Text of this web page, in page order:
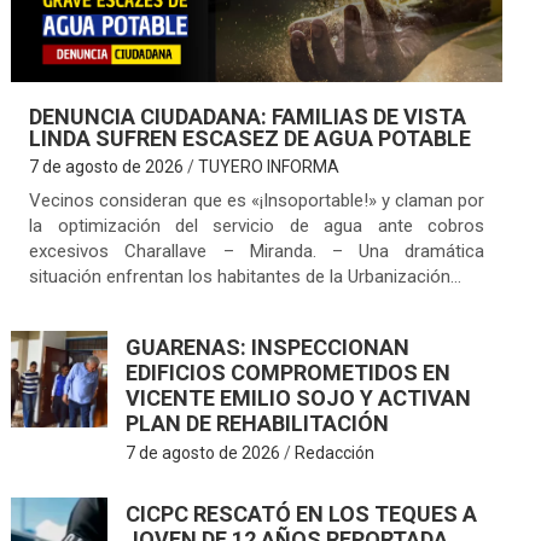
DENUNCIA CIUDADANA: FAMILIAS DE VISTA
LINDA SUFREN ESCASEZ DE AGUA POTABLE
7 de agosto de 2026 TUYERO INFORMA
Vecinos consideran que es «¡Insoportable!» y claman por
la optimización del servicio de agua ante cobros
excesivos Charallave – Miranda. – Una dramática
situación enfrentan los habitantes de la Urbanización…
GUARENAS: INSPECCIONAN
EDIFICIOS COMPROMETIDOS EN
VICENTE EMILIO SOJO Y ACTIVAN
PLAN DE REHABILITACIÓN
7 de agosto de 2026 Redacción
CICPC RESCATÓ EN LOS TEQUES A